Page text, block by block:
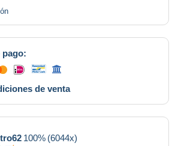
pago:
de venta
100% (6044x)